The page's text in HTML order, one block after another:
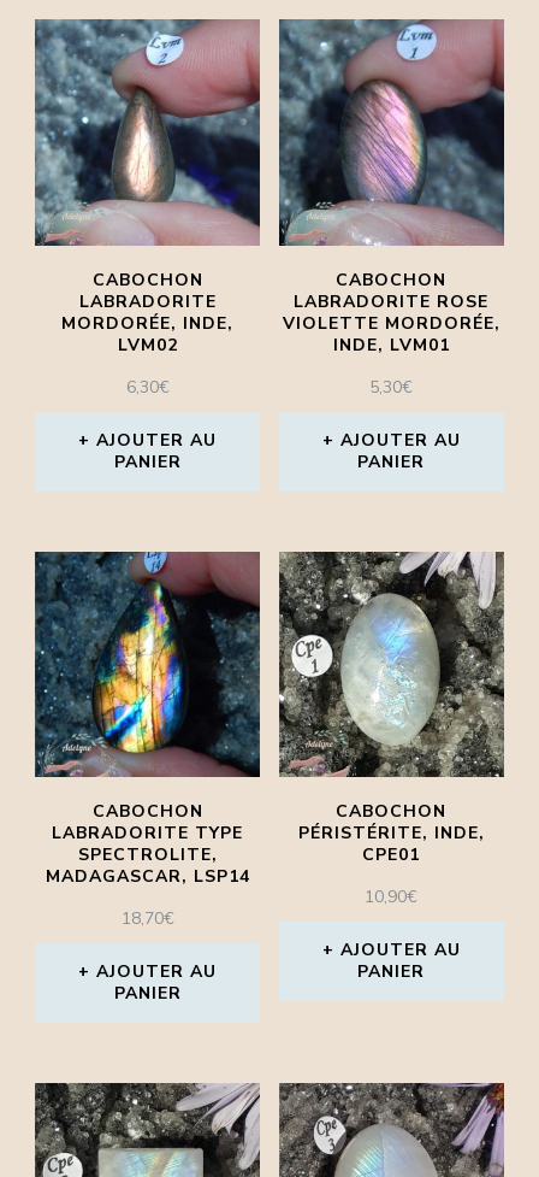
produit
produit
produit
a
plusieurs
variations.
Les
options
peuvent
être
choisies
sur
la
page
du
a
plusieurs
variations.
Les
options
peuvent
être
choisies
sur
la
page
du
CABOCHON
LABRADORITE
MORDORÉE, INDE,
LVM02
6,30€
AJOUTER AU
PANIER
CABOCHON
LABRADORITE ROSE
VIOLETTE MORDORÉE,
INDE, LVM01
5,30€
AJOUTER AU
PANIER
CABOCHON
LABRADORITE TYPE
SPECTROLITE,
MADAGASCAR, LSP14
18,70€
AJOUTER AU
PANIER
CABOCHON
PÉRISTÉRITE, INDE,
CPE01
10,90€
AJOUTER AU
PANIER